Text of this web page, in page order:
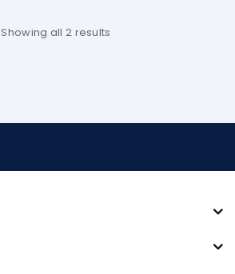
Showing all 2 results